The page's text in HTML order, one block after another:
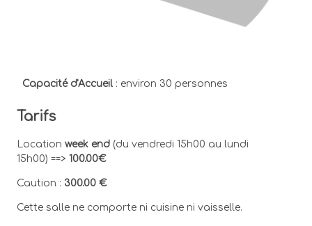
Capacité d'Accueil : environ 30 personnes
Tarifs
Locationweek end (du vendredi 15h00 au lundi
15h00) ==>100.00€
Caution : 300.00 €
Cette salle ne comporte ni cuisine ni vaisselle.